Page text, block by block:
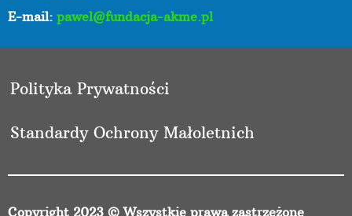
E-mail: pawel@fundacja-akme.pl
Polityka Prywatności
Standardy Ochrony Małoletnich
Copyright 2023 © Wszystkie prawa zastrzeżone